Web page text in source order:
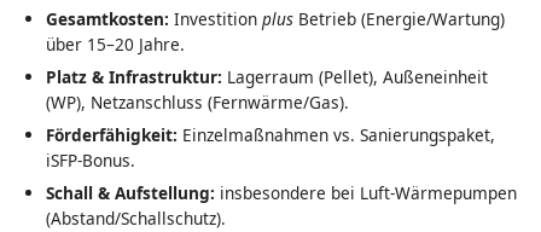
Gesamtkosten: Investition plusBetrieb (Energie/Wartung)
über 15–20 Jahre.
Platz & Infrastruktur: Lagerraum (Pellet), Außeneinheit
(WP), Netzanschluss (Fernwärme/Gas).
Förderfähigkeit: Einzelmaßnahmen vs. Sanierungspaket,
iSFP-Bonus.
Schall & Aufstellung: insbesondere bei Luft-Wärmepumpen
(Abstand/Schallschutz).